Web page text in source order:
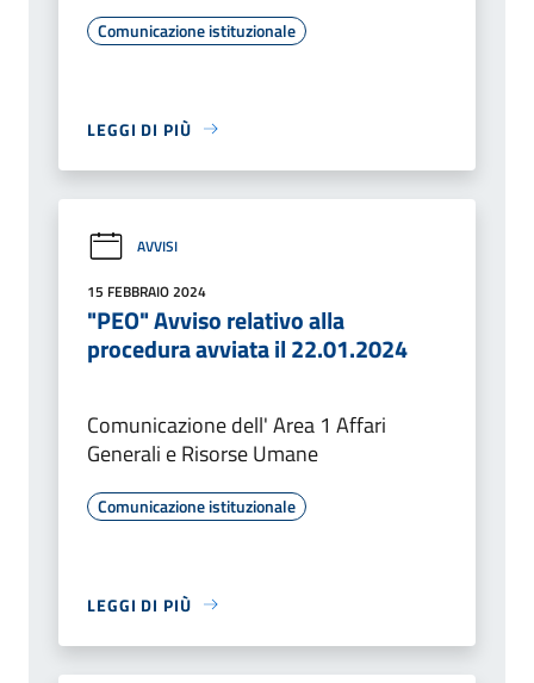
Comunicazione istituzionale
LEGGI DI PIÙ
AVVISI
15 FEBBRAIO 2024
"PEO" Avviso relativo alla
procedura avviata il 22.01.2024
Comunicazione dell' Area 1 Affari
Generali e Risorse Umane
Comunicazione istituzionale
LEGGI DI PIÙ